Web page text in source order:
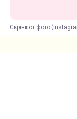
Скріншот фото